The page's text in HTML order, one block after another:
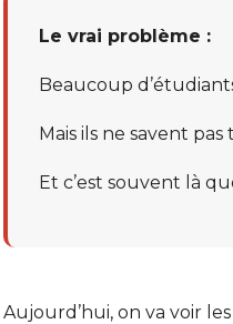
Le vrai problème :
Beaucoup
Mais ils ne savent
Et c’est souvent là
Aujourd’hui, on va voir les